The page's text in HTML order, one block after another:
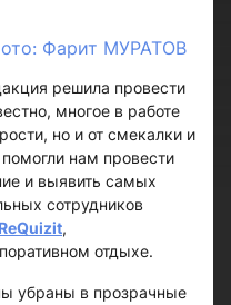
Фарит МУРАТОВ
решила провести
многое в работе
но и от смекалки и
нам провести
и выявить самых
сотрудников
ReQuizit,
отдыхе.
убраны в прозрачные